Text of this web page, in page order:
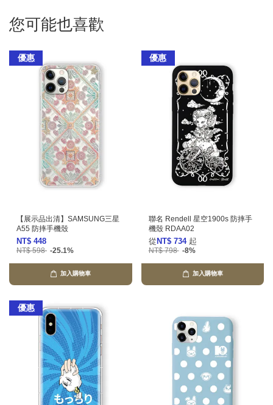
您可能也喜歡
優惠
【展示品出清】SAMSUNG三星
A55 防摔手機殼
NT$ 448
NT$ 598 -25.1%
加入購物車
優惠
聯名 Rendell 星空1900s 防摔手
機殼 RDAA02
從 NT$ 734 起
NT$ 798 -8%
加入購物車
優惠